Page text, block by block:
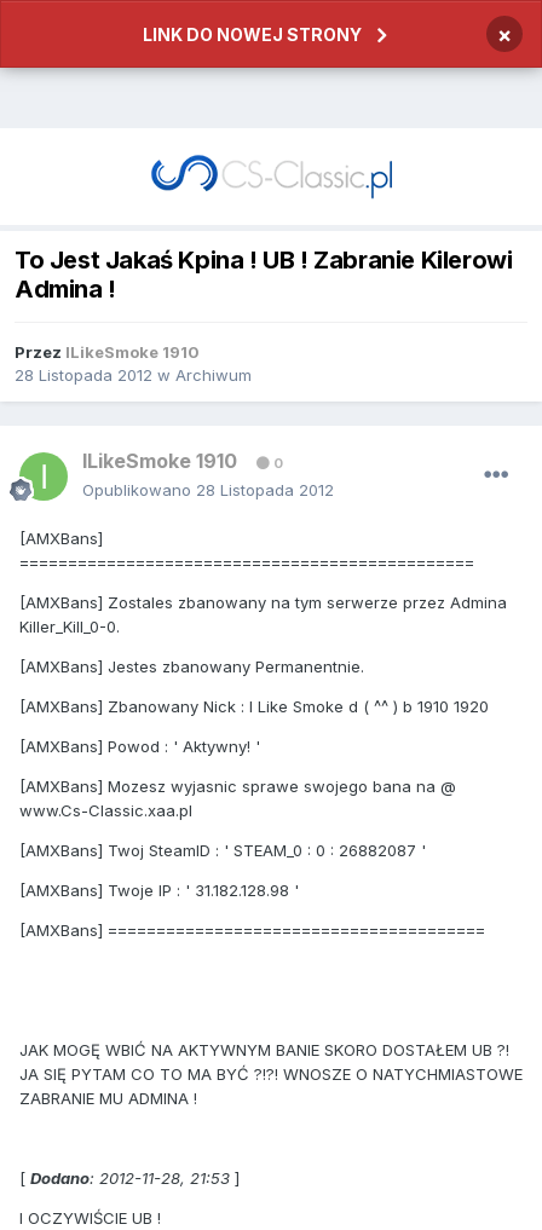
LINK DO NOWEJ STRONY ×
To Jest Jakaś Kpina ! UB ! Zabranie Kilerowi
Admina !
Przez ILikeSmoke 1910
28 Listopada 2012 w Archiwum
ILikeSmoke 1910 0
Opublikowano 28 Listopada 2012
[AMXBans]
===============================================
[AMXBans] Zostales zbanowany na tym serwerze przez Admina
Killer_Kill_0-0.
[AMXBans] Jestes zbanowany Permanentnie.
[AMXBans] Zbanowany Nick : I Like Smoke d ( ^^ ) b 1910 1920
[AMXBans] Powod : ' Aktywny! '
[AMXBans] Mozesz wyjasnic sprawe swojego bana na @
www.Cs-Classic.xaa.pl
[AMXBans] Twoj SteamID : ' STEAM_0 : 0 : 26882087 '
[AMXBans] Twoje IP : ' 31.182.128.98 '
[AMXBans] =======================================
JAK MOGĘ WBIĆ NA AKTYWNYM BANIE SKORO DOSTAŁEM UB ?!
JA SIĘ PYTAM CO TO MA BYĆ ?!?! WNOSZE O NATYCHMIASTOWE
ZABRANIE MU ADMINA !
[ Dodano: 2012-11-28, 21:53 ]
I OCZYWIŚCIE UB !